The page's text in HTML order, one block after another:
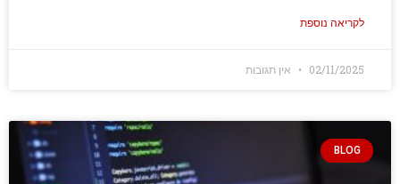
לקריאה נוספת
02/11/2025 אין תגובות
BLOG